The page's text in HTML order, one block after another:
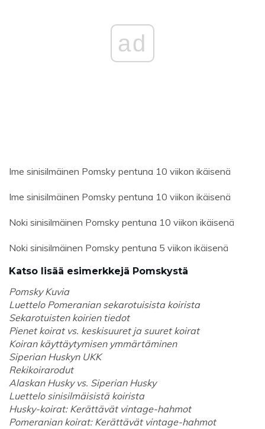
ad
Ime sinisilmäinen Pomsky pentuna 10 viikon ikäisenä
Ime sinisilmäinen Pomsky pentuna 10 viikon ikäisenä
Noki sinisilmäinen Pomsky pentuna 10 viikon ikäisenä
Noki sinisilmäinen Pomsky pentuna 5 viikon ikäisenä
Katso lisää esimerkkejä Pomskystä
Pomsky Kuvia
Luettelo Pomeranian sekarotuisista koirista
Sekarotuisten koirien tiedot
Pienet koirat vs. keskisuuret ja suuret koirat
Koiran käyttäytymisen ymmärtäminen
Siperian Huskyn UKK
Rekikoirarodut
Alaskan Husky vs. Siperian Husky
Luettelo sinisilmäisistä koirista
Husky-koirat: Kerättävät vintage-hahmot
Pomeranian koirat: Kerättävät vintage-hahmot